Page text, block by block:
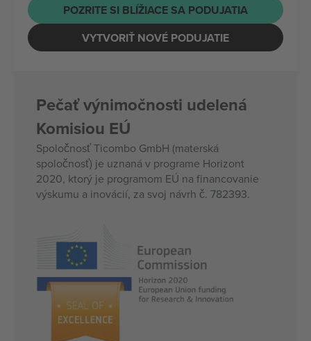
POZRITE SI BLÍŽIACE SA PODUJATIA
VYTVORIŤ NOVÉ PODUJATIE
Pečať výnimočnosti udelená
Komisiou EÚ
Spoločnosť Ticombo GmbH (materská
spoločnosť) je uznaná v programe Horizont
2020, ktorý je programom EÚ na financovanie
výskumu a inovácií, za svoj návrh č. 782393.